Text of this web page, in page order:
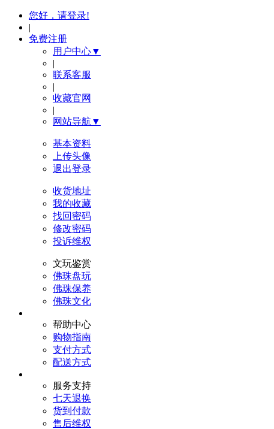
您好，请登录!
|
免费注册
用户中心▼
|
联系客服
|
收藏官网
|
网站导航▼
基本资料
上传头像
退出登录
收货地址
我的收藏
找回密码
修改密码
投诉维权
文玩鉴赏
佛珠盘玩
佛珠保养
佛珠文化
帮助中心
购物指南
支付方式
配送方式
服务支持
七天退换
货到付款
售后维权